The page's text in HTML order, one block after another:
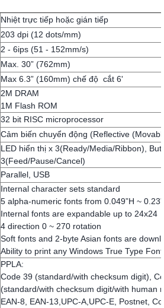
Nhiệt trực tiếp hoặc gián tiếp
203 dpi (12 dots/mm)
2 - 6ips (51 - 152mm/s)
Max. 30” (762mm)
Max 6.3” (160mm) chế độ cắt 6'
2M DRAM
1M Flash ROM
32 bit RISC microprocessor
Cảm biến chuyển động (Reflective
LED hiển thị x 3(Ready/Media/Ribbon),
3(Feed/Pause/Cancel)
Parallel, USB
Internal character sets standard
5 alpha-numeric fonts from 0.049”H ~
Internal fonts are expandable up to 24x24
4 direction 0 ~ 270 rotation
Soft fonts and 2-byte Asian fonts are
Ability to print any Windows True Type
PPLA:
Code 39 (standard/with checksum digit),
(standard/with checksum digit/with human
EAN-8, EAN-13,UPC-A,UPC-E, Postnet,